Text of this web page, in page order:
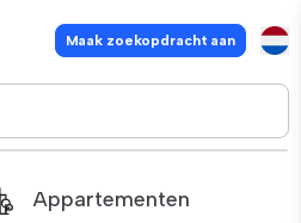
Maak zoekopdracht aan
Appartementen